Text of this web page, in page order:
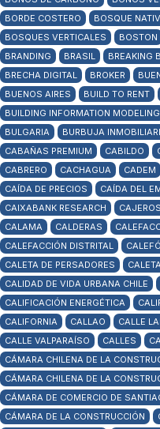
BORDE COSTERO
BOSQUE
BOSQUES VERTICALES
BOSTON
BRANDING
BRASIL BREAKING
BRECHA DIGITAL
BROKER
BUENOS AIRES
BUILD TO RENT
BUILDING INFORMATION MODELING
BULGARIA
BURBUJA
CABAÑAS PREMIUM
CABILDO
CABRERO
CACHAGUA CADEM
CAÍDA DE PRECIOS
CAÍDA DEL
CAIXABANK RESEARCH
CALAMA
CALDERAS
CALEFACCIÓN DISTRITAL
CALETA DE PERSADORES
CALIDAD DE VIDA URBANA CHILE
CALIFICACIÓN ENERGÉTICA
CALIFORNIA
CALLAO CALLE
CALLE VALPARAÍSO
CALLES
CÁMARA CHILENA DE LA
CÁMARA CHILENA DE LA
CÁMARA DE COMERCIO DE
CÁMARA DE LA CONSTRUCCIÓN